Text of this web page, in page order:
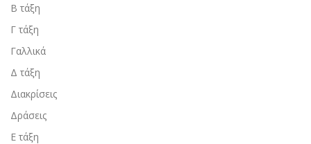
Β τάξη
Γ τάξη
Γαλλικά
Δ τάξη
Διακρίσεις
Δράσεις
Ε τάξη